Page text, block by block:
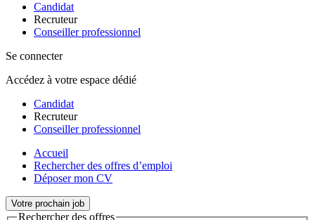
Candidat
Recruteur
Conseiller professionnel
Se connecter
Accédez à votre espace dédié
Candidat
Recruteur
Conseiller professionnel
Accueil
Rechercher des offres d’emploi
Déposer mon CV
Votre prochain job
Rechercher des offres